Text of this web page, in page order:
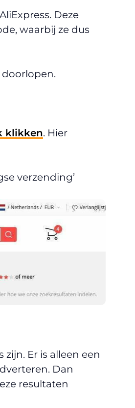
Deze
waarbij ze dus
klikken. Hier
verzending’
Er is alleen een
Dan
resultaten